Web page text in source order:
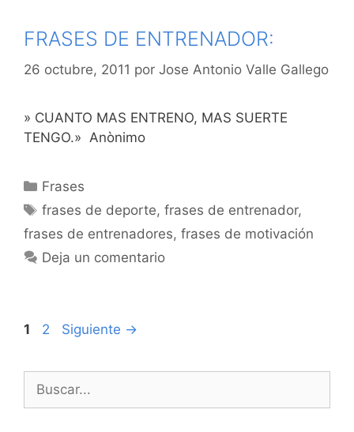
FRASES DE ENTRENADOR:
26 octubre, 2011 por Jose Antonio Valle Gallego
» CUANTO MAS ENTRENO, MAS SUERTE
TENGO.» Anònimo
Categorías
Frases
Etiquetas
frases de deporte,frases de entrenador,
frases de entrenadores, frases de motivación
Deja un comentario
Navegación
entradas
Página
1 Página
2 Siguiente →